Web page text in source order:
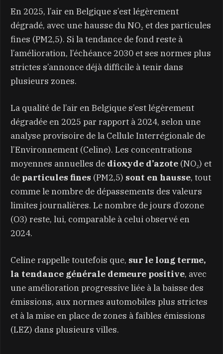
En 2025, l’air en Belgique s’est légèrement
dégradé, avec une hausse du NO₂ et des particules
fines (PM2,5). Si la tendance de fond reste à
l’amélioration, l’échéance 2030 et ses normes plus
strictes s’annonce déjà difficile à tenir dans
plusieurs zones.
La qualité de l’air en Belgique s’est légèrement
dégradée en 2025 par rapport à 2024, selon une
analyse provisoire de la Cellule Interrégionale de
l’Environnement (Celine). Les concentrations
moyennes annuelles de dioxyde d’azote (NO₂) et
de particules fines (PM2,5) sont en hausse, tout
comme le nombre de dépassements des valeurs
limites journalières. Le nombre de jours d’ozone
(O3) reste, lui, comparable à celui observé en
2024.
Celine rappelle toutefois que, sur le long terme,
la tendance générale demeure positive, avec
une amélioration progressive liée à la baisse des
émissions, aux normes automobiles plus strictes
et à la mise en place de zones à faibles émissions
(LEZ) dans plusieurs villes.